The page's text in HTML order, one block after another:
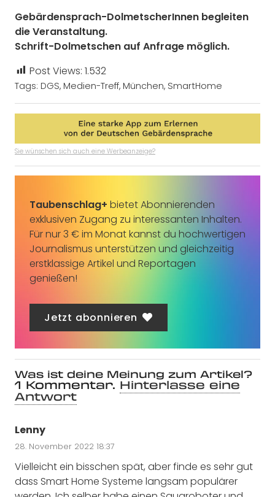
Gebärdensprach-DolmetscherInnen begleiten
die Veranstaltung.
Schrift-Dolmetschen auf Anfrage möglich.
Post Views: 1.532
Tags: DGS, Medien-Treff, München, SmartHome
Sie wünschen sich auch eine Werbeanzeige?
Taubenschlag+ bietet Abonnierenden
exklusiven Zugang zu interessanten Inhalten.
Für nur 3 € im Monat kannst du hochwertigen
Journalismus unterstützen und gleichzeitig
erstklassige Artikel und Reportagen
genießen!
Jetzt abonnieren
Was ist deine Meinung zum Artikel?
1 Kommentar. Hinterlasse eine
Antwort
Lenny
28. November 2022 18:37
Vielleicht ein bisschen spät, aber finde es sehr gut
dass Smart Home Systeme langsam populärer